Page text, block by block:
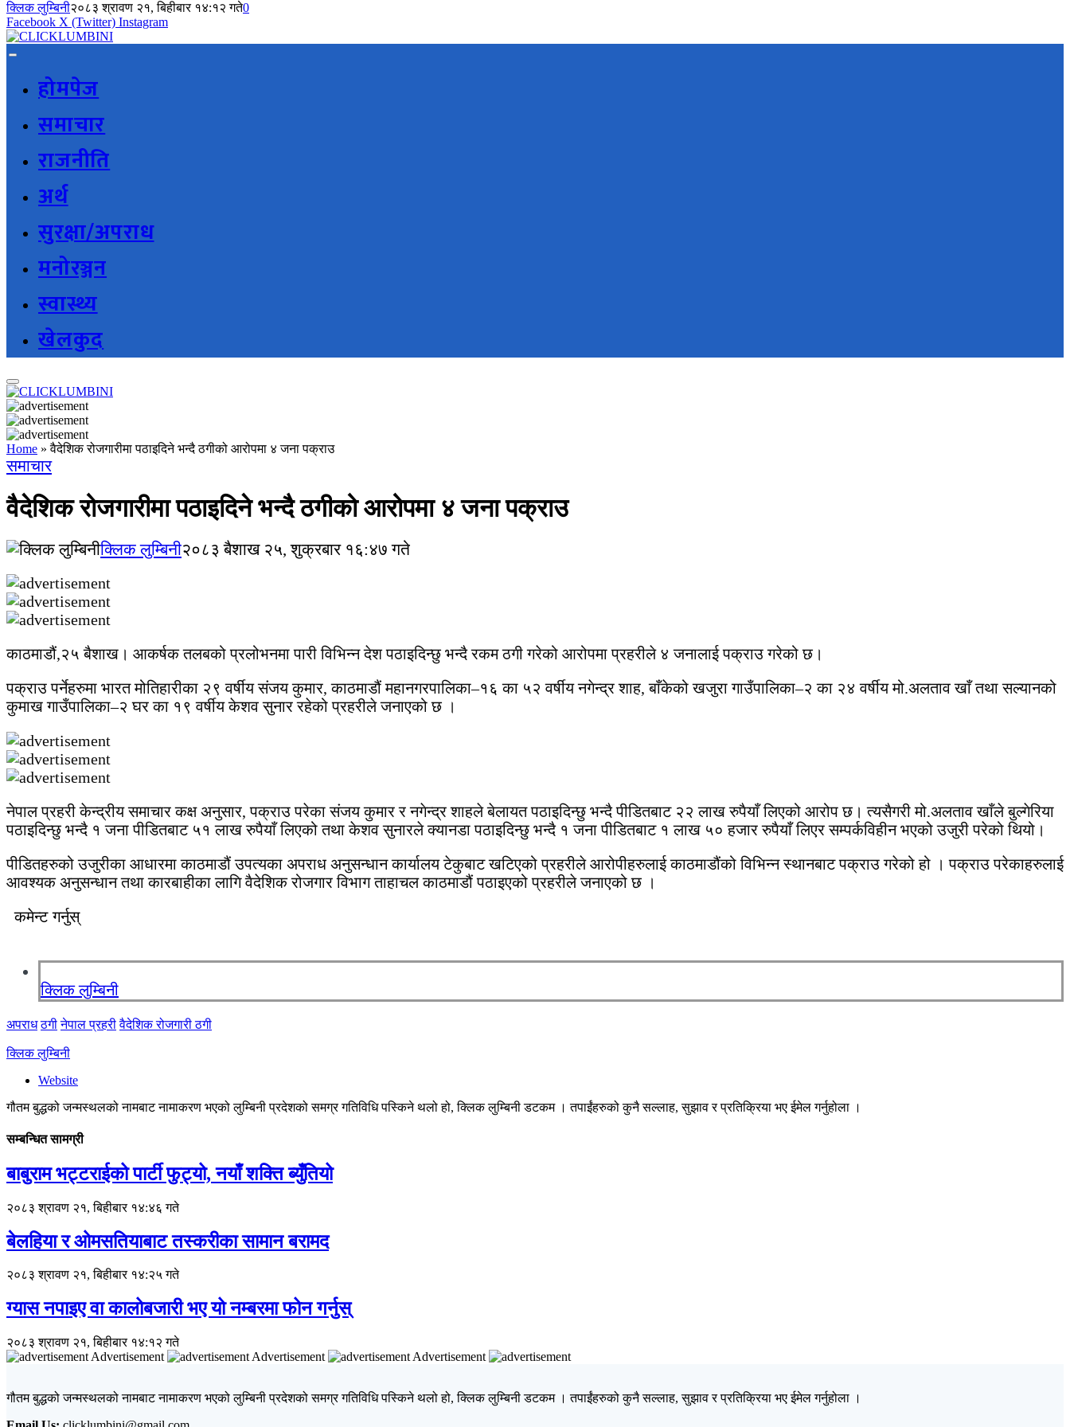
क्लिक लुम्बिनी२०८३ श्रावण २१, बिहीबार १४:१२ गते0
Facebook X (Twitter) Instagram
होमपेज
समाचार
राजनीति
अर्थ
सुरक्षा/अपराध
मनोरञ्जन
स्वास्थ्य
खेलकुद
Home »वैदेशिक रोजगारीमा पठाइदिने भन्दै ठगीको आरोपमा ४ जना पक्राउ
समाचार
वैदेशिक रोजगारीमा पठाइदिने भन्दै ठगीको आरोपमा ४ जना पक्राउ
क्लिक लुम्बिनी२०८३ बैशाख २५, शुक्रबार १६:४७ गते
काठमाडौं,२५ बैशाख। आकर्षक तलबको प्रलोभनमा पारी विभिन्न देश पठाइदिन्छु भन्दै रकम ठगी गरेको आरोपमा प्रहरीले ४ जनालाई पक्राउ गरेको छ।
पक्राउ पर्नेहरुमा भारत मोतिहारीका २९ वर्षीय संजय कुमार, काठमाडौं महानगरपालिका–१६ का ५२ वर्षीय नगेन्द्र शाह, बाँकेको खजुरा गाउँपालिका–२ का २४ वर्षीय मो.अलताव खाँ तथा सल्यानको
कुमाख गाउँपालिका–२ घर का १९ वर्षीय केशव सुनार रहेको प्रहरीले जनाएको छ ।
नेपाल प्रहरी केन्द्रीय समाचार कक्ष अनुसार, पक्राउ परेका संजय कुमार र नगेन्द्र शाहले बेलायत पठाइदिन्छु भन्दै पीडितबाट २२ लाख रुपैयाँ लिएको आरोप छ। त्यसैगरी मो.अलताव खाँले बुल्गेरिया
पठाइदिन्छु भन्दै १ जना पीडितबाट ५१ लाख रुपैयाँ लिएको तथा केशव सुनारले क्यानडा पठाइदिन्छु भन्दै १ जना पीडितबाट १ लाख ५० हजार रुपैयाँ लिएर सम्पर्कविहीन भएको उजुरी परेको थियो।
पीडितहरुको उजुरीका आधारमा काठमाडौं उपत्यका अपराध अनुसन्धान कार्यालय टेकुबाट खटिएको प्रहरीले आरोपीहरुलाई काठमाडौंको विभिन्न स्थानबाट पक्राउ गरेको हो । पक्राउ परेकाहरुलाई
आवश्यक अनुसन्धान तथा कारबाहीका लागि वैदेशिक रोजगार विभाग ताहाचल काठमाडौं पठाइएको प्रहरीले जनाएको छ ।
कमेन्ट गर्नुस्
क्लिक लुम्बिनी
अपराध ठगी नेपाल प्रहरी वैदेशिक रोजगारी ठगी
क्लिक लुम्बिनी
Website
गौतम बुद्धको जन्मस्थलको नामबाट नामाकरण भएको लुम्बिनी प्रदेशको समग्र गतिविधि पस्किने थलो हो, क्लिक लुम्बिनी डटकम । तपाईंहरुको कुनै सल्लाह, सुझाव र प्रतिक्रिया भए ईमेल गर्नुहोला ।
सम्बन्धित सामग्री
बाबुराम भट्टराईको पार्टी फुट्यो, नयाँ शक्ति ब्युँतियो
२०८३ श्रावण २१, बिहीबार १४:४६ गते
बेलहिया र ओमसतियाबाट तस्करीका सामान बरामद
२०८३ श्रावण २१, बिहीबार १४:२५ गते
ग्यास नपाइए वा कालोबजारी भए यो नम्बरमा फोन गर्नुस्
२०८३ श्रावण २१, बिहीबार १४:१२ गते
Advertisement
Advertisement Advertisement
गौतम बुद्धको जन्मस्थलको नामबाट नामाकरण भएको लुम्बिनी प्रदेशको समग्र गतिविधि पस्किने थलो हो, क्लिक लुम्बिनी डटकम । तपाईंहरुको कुनै सल्लाह, सुझाव र प्रतिक्रिया भए ईमेल गर्नुहोला ।